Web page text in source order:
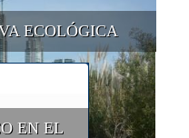
ECOLÓGICA
EN EL